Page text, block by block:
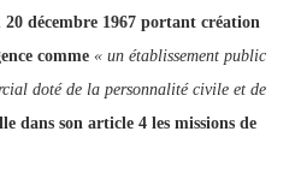
décembre 1967 portant création
comme « un établissement public
doté de la personnalité civile et de
dans son article 4 les missions de